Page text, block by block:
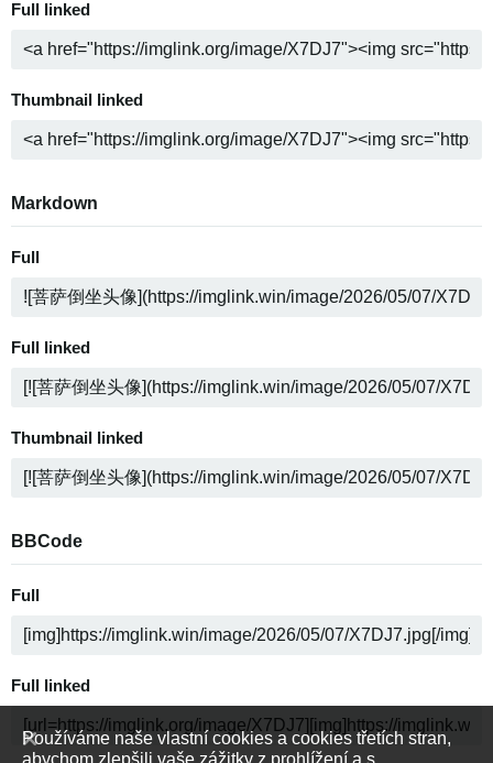
Full linked
Thumbnail linked
Markdown
Full
Full linked
Thumbnail linked
BBCode
Full
Full linked
Používáme naše vlastní cookies a cookies třetích stran,
abychom zlepšili vaše zážitky z prohlížení a s